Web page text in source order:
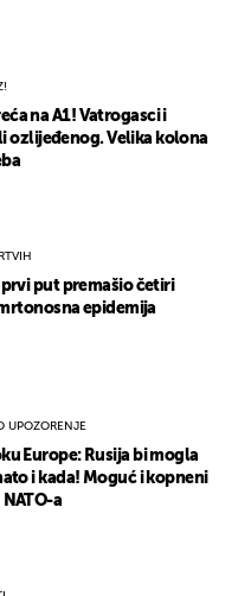
na A1! Vatrogasci i
ozlijeđenog. Velika kolona
prvi put premašio četiri
epidemija
UPOZORENJE
Europe: Rusija bi mogla
i kada! Moguć i kopneni
a